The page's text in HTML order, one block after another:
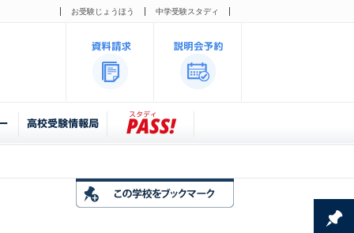
お受験じょうほう 中学受験スタディ